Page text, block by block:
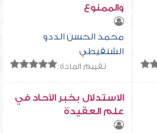
والممنوع
محمد الحسن الددو
الشنقيطي
تقييم المادة:
الاستدلال بخبر الآحاد في
علم العقيدة